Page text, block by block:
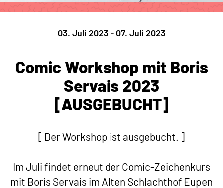
03. Juli 2023 - 07. Juli 2023
Comic Workshop mit Boris
Servais 2023
[AUSGEBUCHT]
[ Der Workshop ist ausgebucht. ]
Im Juli findet erneut der Comic-Zeichenkurs
mit Boris Servais im Alten Schlachthof Eupen